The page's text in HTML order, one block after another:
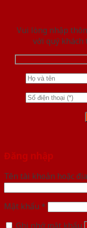
Vui lòng nhập
với quý
Đăng nhập
Tên tài khoản hoặc
Mật khẩu *
Ghi nhớ mật khẩu